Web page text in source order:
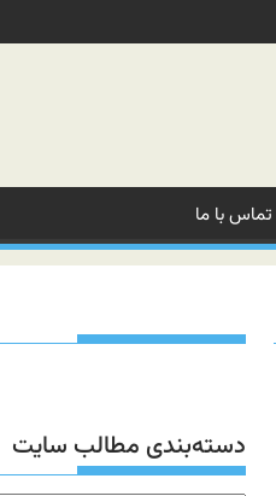
تماس با ما
دسته‌بندی مطالب سایت